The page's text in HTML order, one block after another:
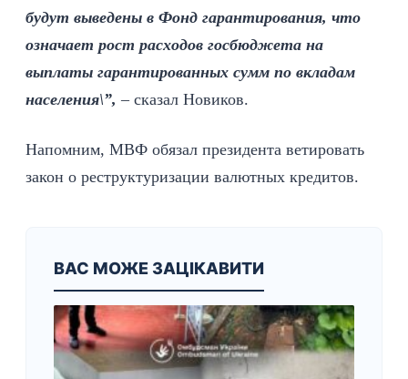
будут выведены в Фонд гарантирования, что
означает рост расходов госбюджета на
выплаты гарантированных сумм по вкладам
населения\”, – сказал Новиков.
Напомним, МВФ обязал президента ветировать
закон о реструктуризации валютных кредитов.
ВАС МОЖЕ ЗАЦІКАВИТИ